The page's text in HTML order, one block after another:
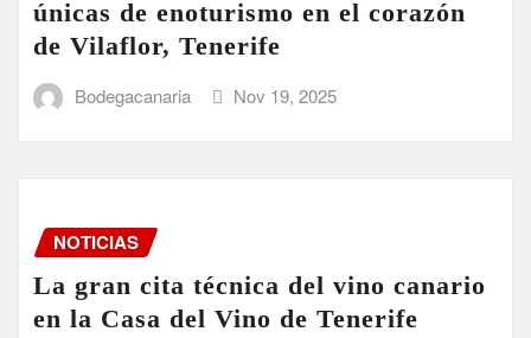
únicas de enoturismo en el corazón
de Vilaflor, Tenerife
Bodegacanaria Nov 19, 2025
NOTICIAS
La gran cita técnica del vino canario
en la Casa del Vino de Tenerife